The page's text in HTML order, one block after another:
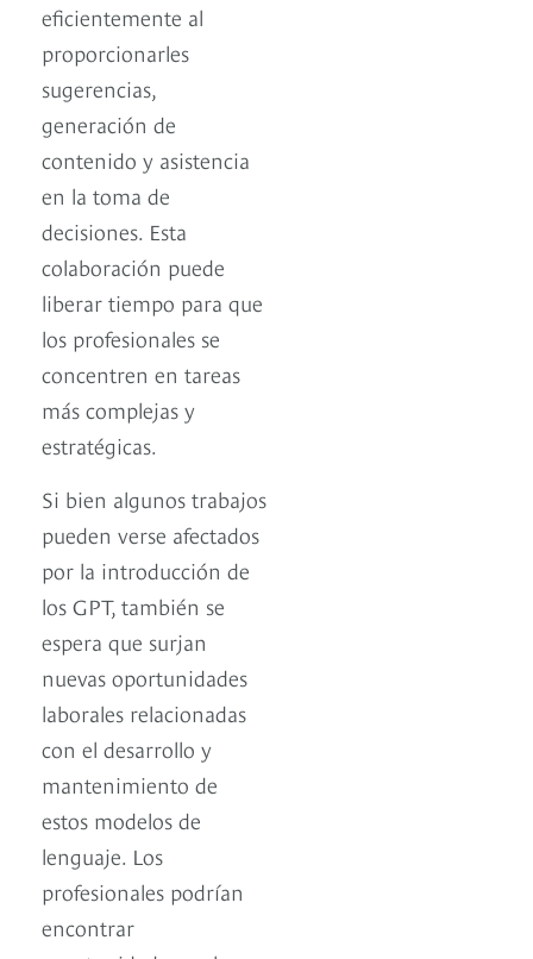
eficientemente al
proporcionarles
sugerencias,
generación de
contenido y asistencia
en la toma de
decisiones. Esta
colaboración puede
liberar tiempo para que
los profesionales se
concentren en tareas
más complejas y
estratégicas.
Si bien algunos trabajos
pueden verse afectados
por la introducción de
los GPT, también se
espera que surjan
nuevas oportunidades
laborales relacionadas
con el desarrollo y
mantenimiento de
estos modelos de
lenguaje. Los
profesionales podrían
encontrar